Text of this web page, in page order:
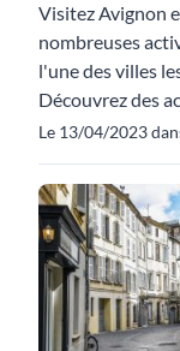
Visitez Avignon
nombreuses
l'une des villes
Découvrez des
Le 13/04/2023